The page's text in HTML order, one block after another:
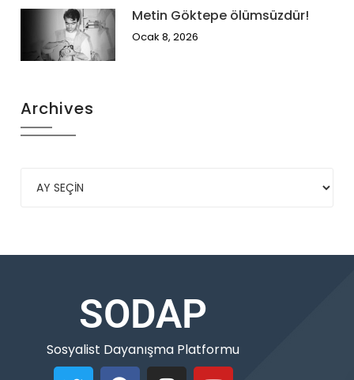
Metin Göktepe ölümsüzdür!
Ocak 8, 2026
Archives
SODAP
Sosyalist Dayanışma Platformu